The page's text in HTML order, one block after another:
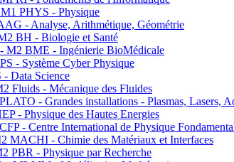
PHYS - Physique
- Analyse, Arithmétique, Géométrie
BH - Biologie et Santé
BME - Ingénierie BioMédicale
- Système Cyber Physique
Data Science
Fluids - Mécanique des Fluides
- Grandes installations - Plasmas, Lasers,
- Physique des Hautes Energies
- Centre International de Physique
MACHI - Chimie des Matériaux et Interfaces
PBR - Physique par Recherche